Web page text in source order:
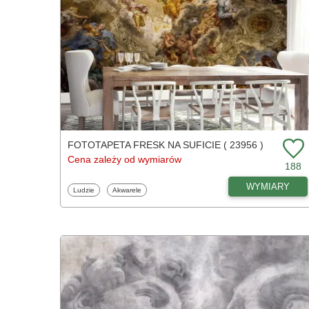
FOTOTAPETA FRESK NA SUFICIE ( 23956 )
Cena zależy od wymiarów
188
Fototapety
Ludzie Fototapety
Akwarele WYMIARY